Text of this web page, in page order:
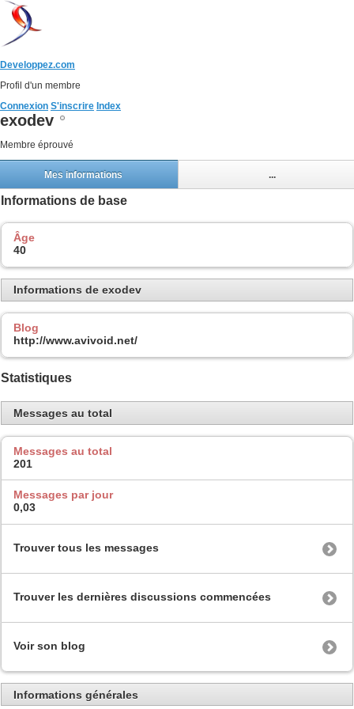
Developpez.com
Profil d'un membre
Connexion S'inscrire Index
exodev
Membre éprouvé
Mes informations ...
Informations de base
Âge
40
Informations de exodev
Blog
http://www.avivoid.net/
Statistiques
Messages au total
Messages au total
201
Messages par jour
0,03
Trouver tous les messages
Trouver les dernières discussions commencées
Voir son blog
Informations générales